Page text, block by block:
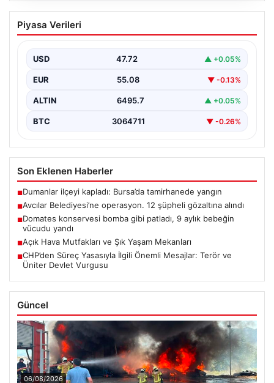
Avcılar Belediyesi’ne operasyon. 12
şüpheli gözaltına alındı
Piyasa Verileri
USD 47.72 ▲ +0.05%
EUR 55.08 ▼ -0.13%
ALTIN 6495.7 ▲ +0.05%
BTC 3064711 ▼ -0.26%
Son Eklenen Haberler
■Dumanlar ilçeyi kapladı: Bursa’da tamirhanede yangın
■Avcılar Belediyesi’ne operasyon. 12 şüpheli gözaltına alındı
■Domates konservesi bomba gibi patladı, 9 aylık bebeğin
vücudu yandı
■Açık Hava Mutfakları ve Şık Yaşam Mekanları
■CHP’den Süreç Yasasıyla İlgili Önemli Mesajlar: Terör ve
Üniter Devlet Vurgusu
Güncel
06/08/2026